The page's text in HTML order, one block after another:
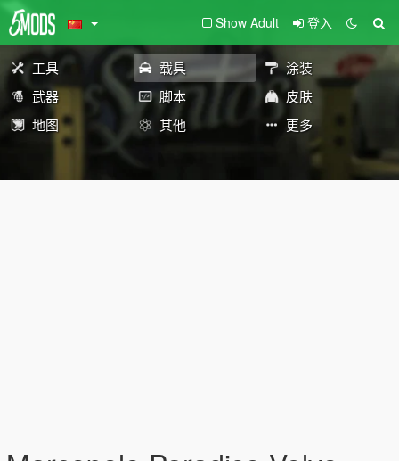
Show Adult 登入
工具 载具
涂装
武器
脚本
皮肤
地图
其他 更多